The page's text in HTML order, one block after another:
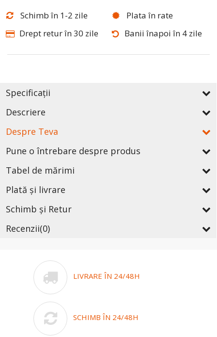
Schimb în 1-2 zile
Plata în rate
Drept retur în 30 zile
Banii înapoi în 4 zile
Specificații
Descriere
Despre Teva
Pune o întrebare despre produs
Tabel de mărimi
Plată și livrare
Schimb și Retur
Recenzii(0)
LIVRARE ÎN 24/48H
SCHIMB ÎN 24/48H